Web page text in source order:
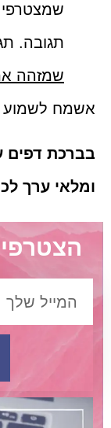
שמצטרפים
תגובה.
שמזהה את
אשמח לשמוע
בברכת דפים
ומלאי ערך
הצטרפי